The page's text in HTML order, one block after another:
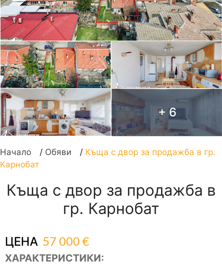
+ 6
Начало / Обяви / Къща с двор за продажба в гр.
Карнобат
Къща с двор за продажба в
гр. Карнобат
ЦЕНА 57 000 €
ХАРАКТЕРИСТИКИ: